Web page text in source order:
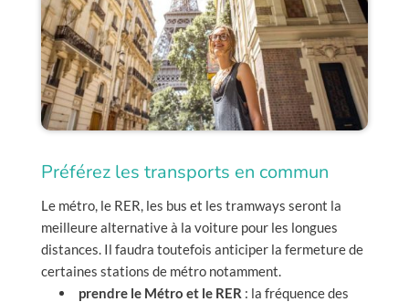
Préférez les transports en commun
Le métro, le RER, les bus et les tramways seront la
meilleure alternative à la voiture pour les longues
distances. Il faudra toutefois anticiper la fermeture de
certaines stations de métro notamment.
prendre le Métro et le RER : la fréquence des